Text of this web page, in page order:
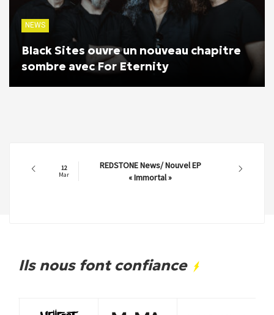
NEWS
Black Sites ouvre un nouveau chapitre
sombre avec For Eternity
12
Mar
REDSTONE News/ Nouvel EP
« Immortal »
Ils nous font confiance